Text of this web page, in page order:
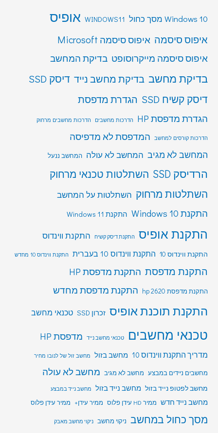
Windows 10 מסך כחול WINDOWS11 אופיס
איפוס סיסמה איפוס סיסמה Microsoft
איפוס סיסמה מייקרוסופט בדיקת המחשב
בדיקת מחשב בדיקת מחשב נייד דיסק SSD
דיסק קשיח SSD
הגדרת מדפסת
הגדרת מדפסת HP הדרכות מחשבים הדרכות מחשבים מרחוק
הדרכות קורסים למחשב המדפסת לא מדפיסה
המחשב לא מגיב המחשב לא עולה המחשב ננעל
הרדיסק SSD
השתלטות טכנאי מרחוק
השתלטות מרחוק השתלטות על המחשב
התקנת Windows 10 התקנת Windows 11
התקנת אופיס התקנת דיסק קשיח התקנת ווינדוס
התקנת ווינדוס 10 התקנת ווינדוס 10 בעברית התקנת ווינדוס 10 מחדש
התקנת מדפסת התקנת מדפסת HP
התקנת מדפסת hp 2620 התקנת מדפסת מחדש
התקנת תוכנת אופיס זכרון SSD טכנאי מחשב
טכנאי מחשבים טכנאי מחשב נייד מדפסת HP
מדריך התקנת ווינדוס 10 מחשב בזול מחשב זול של לנובו מחיר
מחשבים ניידים במבצע מחשב לא מגיב מחשב לא עולה
מחשב לפטופ נייד בזול מחשב נייד בזול מחשב נייד במבצע
מחשב נייד חדש ממיר HD עידן פלוס ממיר עידן+ ממיר עידן פלוס
מסך כחול במחשב ניקוי מחשב ניקוי מחשב מאבק